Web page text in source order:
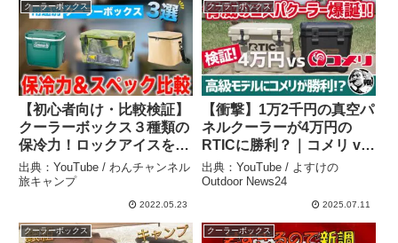
クーラーボックス
【初心者向け・比較検証】
クーラーボックス３種類の
保冷力！ロックアイスを使
って実験！！｜アイスエイ
ジ コールマン フロストパ
ック – わんチャンネル旅キ
出典：YouTube / わんチャンネル
旅キャンプ
2022.05.23
クーラーボックス
【衝撃】1万2千円の真空パ
ネルクーラーが4万円の
RTICに勝利？｜コメリ vs
高級クーラー徹底比較！保
冷力＆検証結果がガチだっ
た▼ホームセンターキャン
News24
出典：YouTube / よすけの
Outdoor News24
2025.07.11
クーラーボックス クーラーボックス